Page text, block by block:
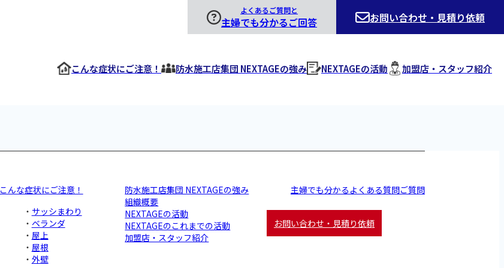
よくあるご質問と
主婦でも分かるご回答 お問い合わせ・見積り依頼
こんな症状にご注意！ 防水施工店集団 NEXTAGEの強み NEXTAGEの活動 加盟店・スタッフ紹介
こんな症状にご注意！
サッシまわり
ベランダ
屋上
屋根
外壁
防水施工店集団 NEXTAGEの強み
組織概要
NEXTAGEの活動
NEXTAGEのこれまでの活動
加盟店・スタッフ紹介
主婦でも分かるよくある質問ご質問
お問い合わせ・見積り依頼